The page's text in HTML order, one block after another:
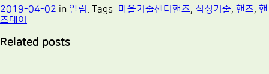
2019-04-02 in 알림 . Tags: 마을기술센터핸즈, 적정기술, 핸즈, 핸
즈데이
Related posts